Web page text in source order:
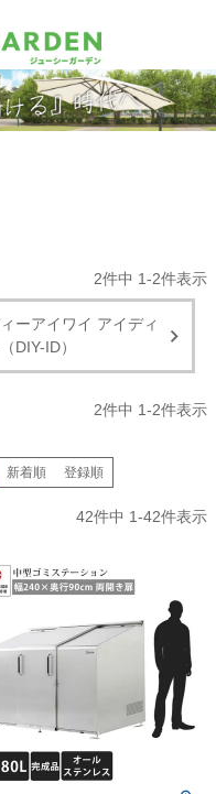
2件中 1-2件表示
ーアイワイ アイディ
DIY-ID）
2件中 1-2件表示
新着順 登録順
42件中 1-42件表示